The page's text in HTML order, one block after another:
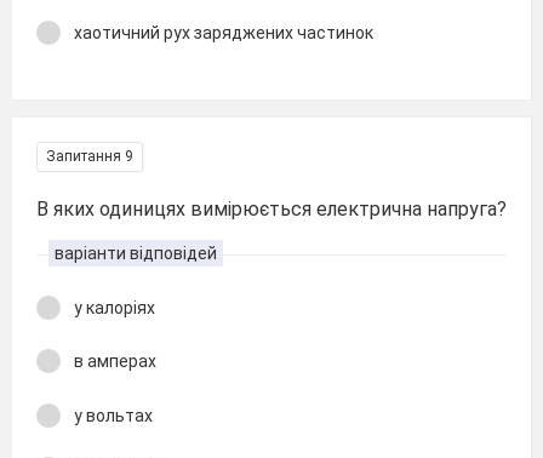
хаотичний рух заряджених частинок
Запитання 9
В яких одиницях вимірюється електрична напруга?
варіанти відповідей
у калоріях
в амперах
у вольтах